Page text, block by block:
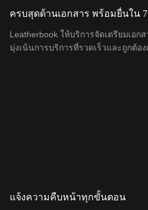
ครบสุดด้านเอกสาร พร้อมยื่นใน
Leatherbook ให้บริการจัดเตรียมเอ
มุ่งเน้นการบริการที่รวดเร็วและถูกต้อ
แจ้งความคืบหน้าทุกขั้นตอน